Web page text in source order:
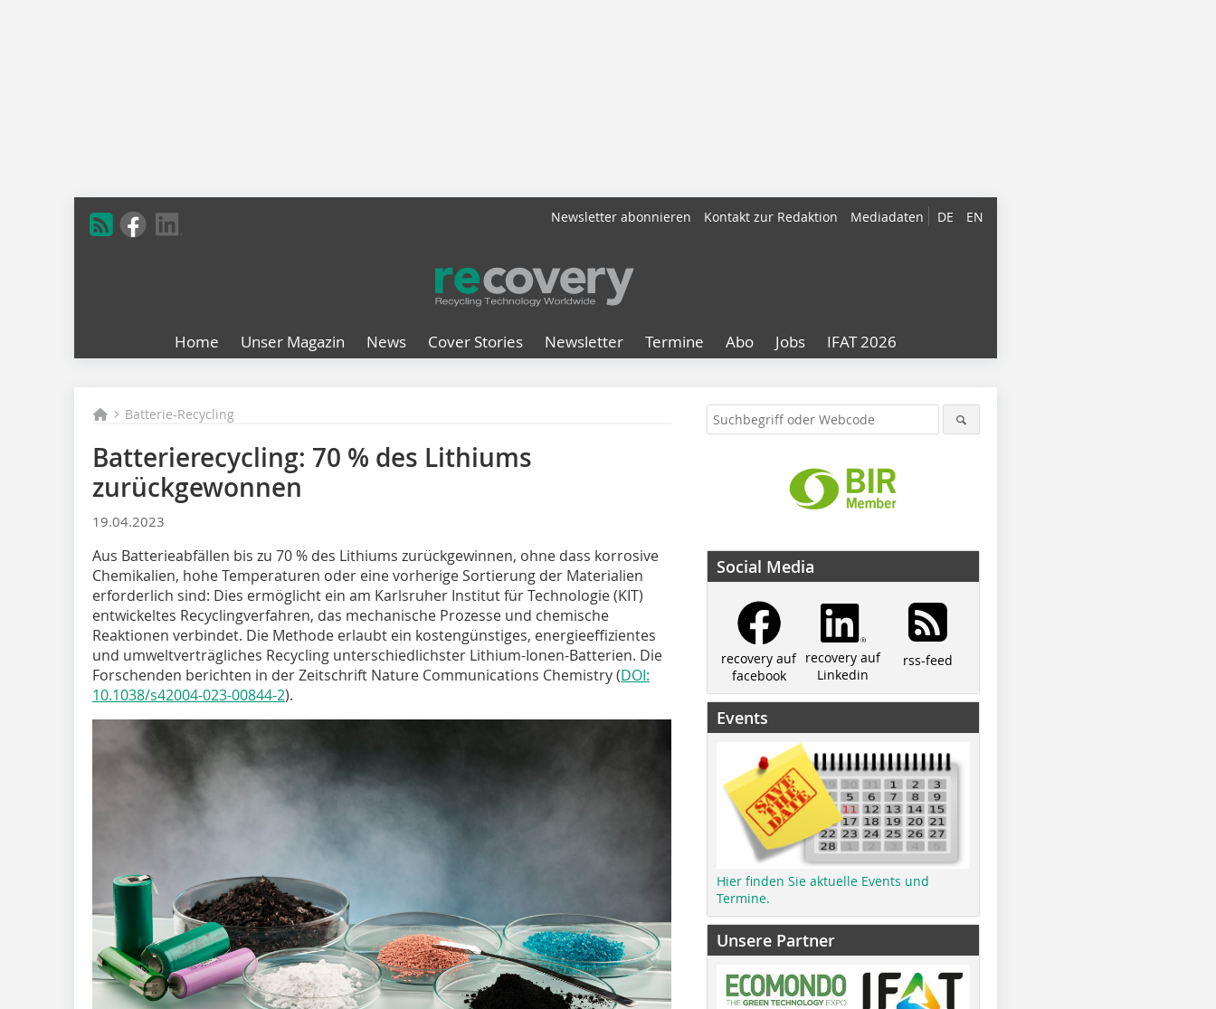
DE EN
Newsletter abonnieren Kontakt zur Redaktion Mediadaten
Home Unser Magazin News Cover Stories Newsletter Termine Abo Jobs IFAT 2026
Batterie-Recycling
Batterierecycling: 70 % des Lithiums
zurückgewonnen
19.04.2023
Aus Batterieabfällen bis zu 70 % des Lithiums zurückgewinnen, ohne dass korrosive
Chemikalien, hohe Temperaturen oder eine vorherige Sortierung der Materialien
erforderlich sind: Dies ermöglicht ein am Karlsruher Institut für Technologie (KIT)
entwickeltes Recyclingverfahren, das mechanische Prozesse und chemische
Reaktionen verbindet. Die Methode erlaubt ein kostengünstiges, energieeffizientes
und umweltverträgliches Recycling unterschiedlichster Lithium-Ionen-Batterien. Die
Forschenden berichten in der Zeitschrift Nature Communications Chemistry (DOI:
10.1038/s42004-023-00844-2).
Social Media
recovery auf
facebook
recovery auf
Linkedin
rss-feed
Events
Hier finden Sie aktuelle Events und
Termine.
Unsere Partner